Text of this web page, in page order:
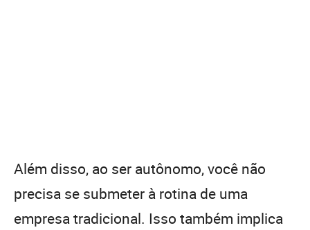
Além disso, ao ser autônomo, você não
precisa se submeter à rotina de uma
empresa tradicional. Isso também implica